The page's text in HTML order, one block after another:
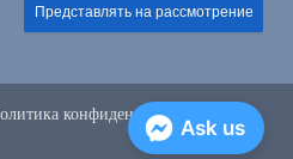
Представлять на рассмотрение
конфиденциальности
Ask us